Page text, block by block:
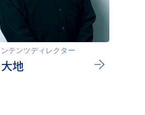
テンツディレクター
地